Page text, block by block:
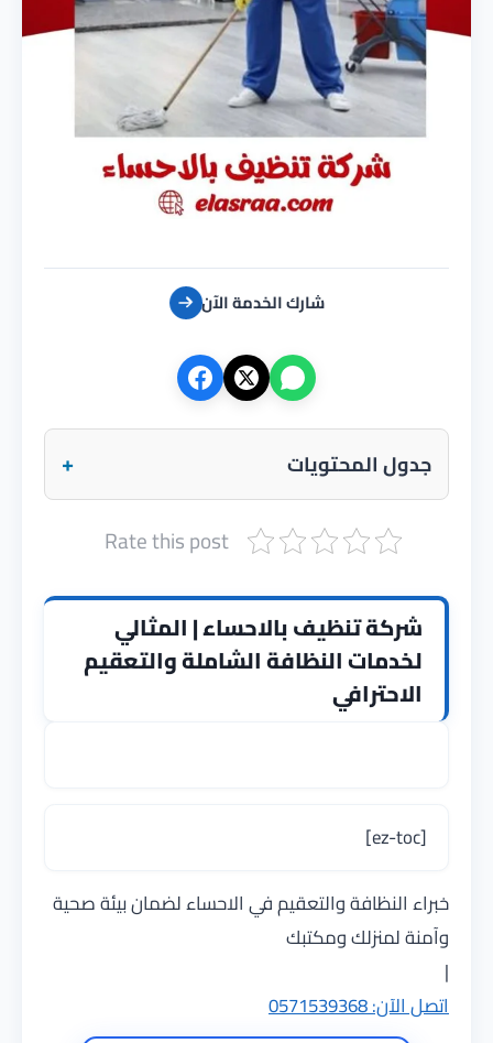
شارك الخدمة الآن
جدول المحتويات +
Rate this post
شركة تنظيف بالاحساء | المثالي
لخدمات النظافة الشاملة والتعقيم
الاحترافي
[ez-toc]
خبراء النظافة والتعقيم في الاحساء لضمان بيئة صحية
وآمنة لمنزلك ومكتبك
|
اتصل الآن: 0571539368